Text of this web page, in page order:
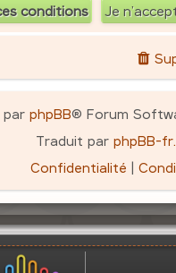
par phpBB® Forum
Traduit par phpBB-
Confidentialité |